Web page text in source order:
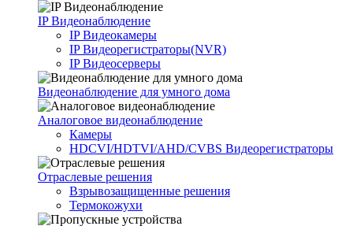
IP Видеонаблюдение
IP Видеокамеры
IP Видеорегистраторы(NVR)
IP Видеосерверы
Видеонаблюдение для умного дома
Аналоговое видеонаблюдение
Камеры
HDCVI/HDTVI/AHD/CVBS Видеорегистраторы
Отраслевые решения
Взрывозащищенные решения
Термокожухи